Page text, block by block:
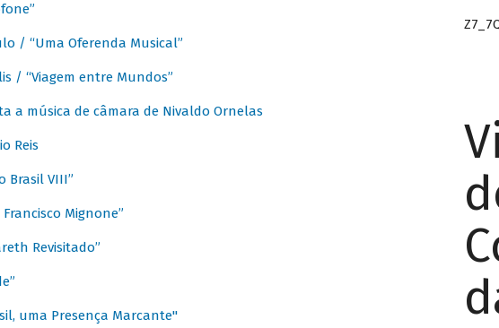
/ “Uma Oferenda Musical”
/ “Viagem entre Mundos”
a música de câmara de Nivaldo Ornelas
Reis
Brasil VIII”
Mignone”
Revisitado”
uma Presença Marcante"